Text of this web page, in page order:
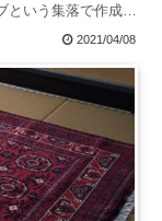
いう集落で作成さ
毯、またはカミヤブ
2021/04/08